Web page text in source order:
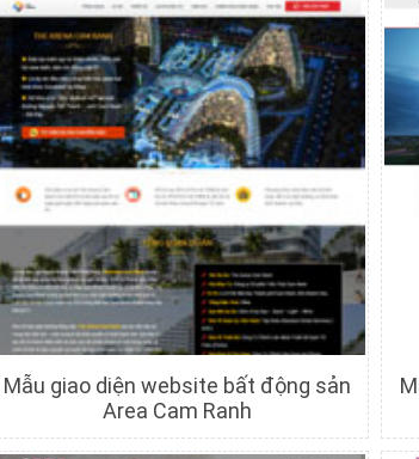
Chi tiết Xem trước
Mẫu giao diện website bất động sản
Area Cam Ranh